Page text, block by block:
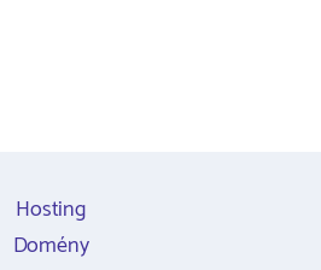
Hosting
Domény